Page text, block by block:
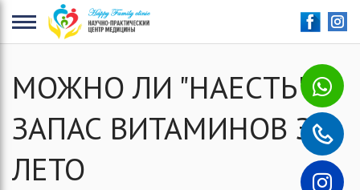
МОЖНО ЛИ "НАЕСТЬ"
ЗАПАС ВИТАМИНОВ ЗА
ЛЕТО